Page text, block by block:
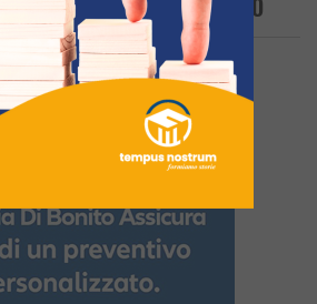
Barricato In Casa – LE FOTO